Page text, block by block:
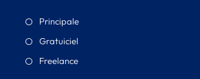
Principale
Gratuiciel
Freelance